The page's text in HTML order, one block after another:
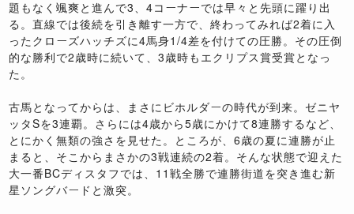
題もなく颯爽と進んで3、4コーナーでは早々と先頭に躍り出
る。直線では後続を引き離す一方で、終わってみれば2着に入
ったクローズハッチズに4馬身1/4差を付けての圧勝。その圧倒
的な勝利で2歳時に続いて、3歳時もエクリプス賞受賞となっ
た。
古馬となってからは、まさにビホルダーの時代が到来。ゼニヤ
ッタSを3連覇。さらには4歳から5歳にかけて8連勝するなど、
とにかく無類の強さを見せた。ところが、6歳の夏に連勝が止
まると、そこからまさかの3戦連続の2着。そんな状態で迎えた
大一番BCディスタフでは、11戦全勝で連勝街道を突き進む新
星ソングバードと激突。